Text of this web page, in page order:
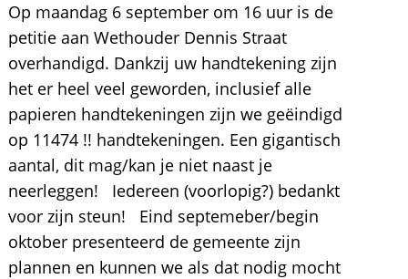
Op maandag 6 september om 16 uur is de
petitie aan Wethouder Dennis Straat
overhandigd. Dankzij uw handtekening zijn
het er heel veel geworden, inclusief alle
papieren handtekeningen zijn we geëindigd
op 11474 !! handtekeningen. Een gigantisch
aantal, dit mag/kan je niet naast je
neerleggen! Iedereen (voorlopig?) bedankt
voor zijn steun! Eind septemeber/begin
oktober presenteerd de gemeente zijn
plannen en kunnen we als dat nodig mocht